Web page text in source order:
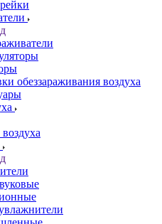
обеззараживания воздуха